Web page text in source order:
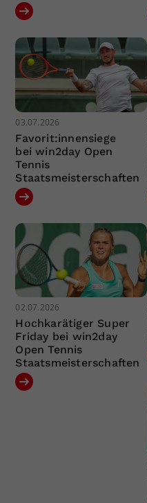
03.07.2026
Favorit:innensiege
bei win2day Open
Tennis
Staatsmeisterschaften
02.07.2026
Hochkarätiger Super
Friday bei win2day
Open Tennis
Staatsmeisterschaften